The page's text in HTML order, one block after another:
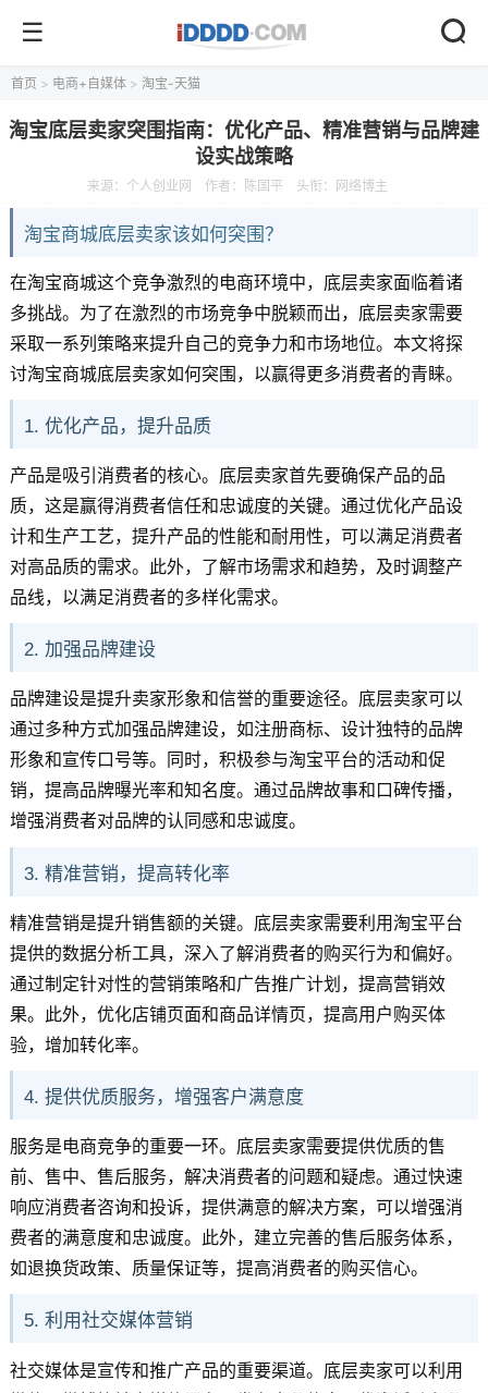
首页 > 电商+自媒体 > 淘宝-天猫
淘宝底层卖家突围指南：优化产品、精准营销与品牌建
设实战策略
来源： 个人创业网 作者：陈国平 头衔：网络博主
淘宝商城底层卖家该如何突围？
在淘宝商城这个竞争激烈的电商环境中，底层卖家面临着诸
多挑战。为了在激烈的市场竞争中脱颖而出，底层卖家需要
采取一系列策略来提升自己的竞争力和市场地位。本文将探
讨淘宝商城底层卖家如何突围，以赢得更多消费者的青睐。
1. 优化产品，提升品质
产品是吸引消费者的核心。底层卖家首先要确保产品的品
质，这是赢得消费者信任和忠诚度的关键。通过优化产品设
计和生产工艺，提升产品的性能和耐用性，可以满足消费者
对高品质的需求。此外，了解市场需求和趋势，及时调整产
品线，以满足消费者的多样化需求。
2. 加强品牌建设
品牌建设是提升卖家形象和信誉的重要途径。底层卖家可以
通过多种方式加强品牌建设，如注册商标、设计独特的品牌
形象和宣传口号等。同时，积极参与淘宝平台的活动和促
销，提高品牌曝光率和知名度。通过品牌故事和口碑传播，
增强消费者对品牌的认同感和忠诚度。
3. 精准营销，提高转化率
精准营销是提升销售额的关键。底层卖家需要利用淘宝平台
提供的数据分析工具，深入了解消费者的购买行为和偏好。
通过制定针对性的营销策略和广告推广计划，提高营销效
果。此外，优化店铺页面和商品详情页，提高用户购买体
验，增加转化率。
4. 提供优质服务，增强客户满意度
服务是电商竞争的重要一环。底层卖家需要提供优质的售
前、售中、售后服务，解决消费者的问题和疑虑。通过快速
响应消费者咨询和投诉，提供满意的解决方案，可以增强消
费者的满意度和忠诚度。此外，建立完善的售后服务体系，
如退换货政策、质量保证等，提高消费者的购买信心。
5. 利用社交媒体营销
社交媒体是宣传和推广产品的重要渠道。底层卖家可以利用